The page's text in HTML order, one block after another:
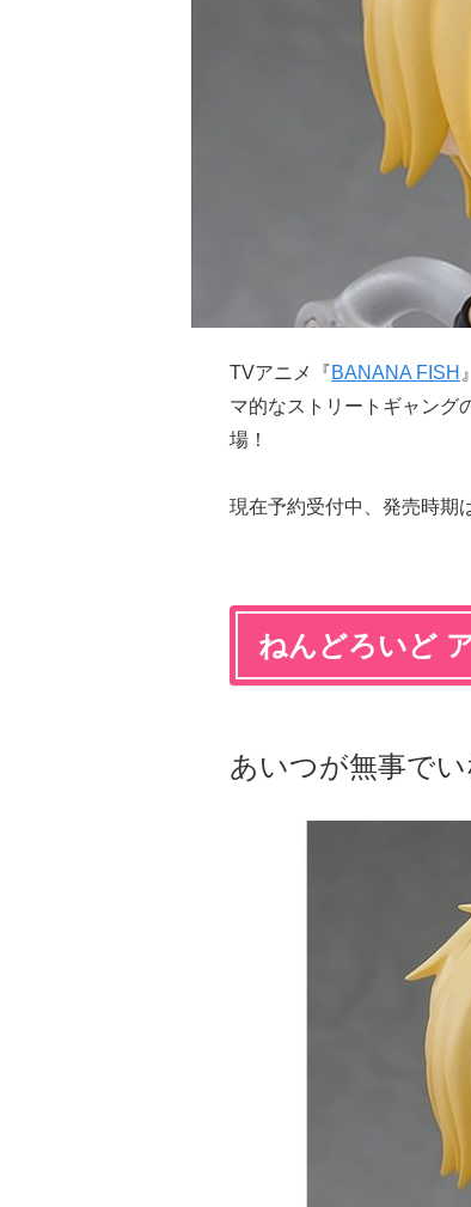
TVアニメ『BANANA FISH
マ的なストリートギャング
場！
現在予約受付中、発売時期
ねんどろいど
あいつが無事で